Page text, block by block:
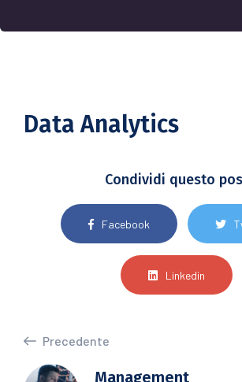
Data Analytics
Condividi questo
Facebook
Linkedin
Precedente
Management